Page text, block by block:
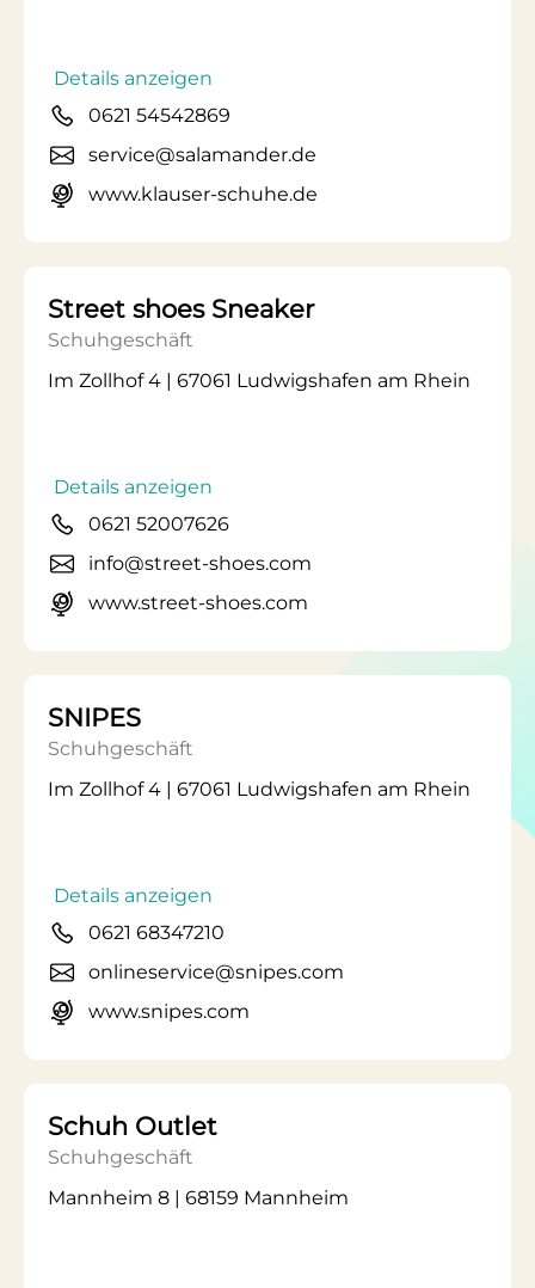
Details anzeigen
0621 54542869
service@salamander.de
www.klauser-schuhe.de
Street shoes Sneaker
Schuhgeschäft
Im Zollhof 4 | 67061 Ludwigshafen am Rhein
Details anzeigen
0621 52007626
info@street-shoes.com
www.street-shoes.com
SNIPES
Schuhgeschäft
Im Zollhof 4 | 67061 Ludwigshafen am Rhein
Details anzeigen
0621 68347210
onlineservice@snipes.com
www.snipes.com
Schuh Outlet
Schuhgeschäft
Mannheim 8 | 68159 Mannheim